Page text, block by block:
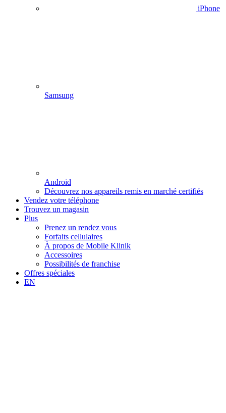
iPhone
Samsung
Android
Découvrez nos appareils remis en marché certifiés
Vendez votre téléphone
Trouvez un magasin
Plus
Prenez un rendez vous
Forfaits cellulaires
À propos de Mobile Klinik
Accessoires
Possibilités de franchise
Offres spéciales
EN